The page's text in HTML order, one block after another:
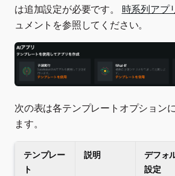
は追加設定が必要です。 時系列アプ
ュメントを参照してください。
次の表は各テンプレートオプション
ます。
テンプレー
ト
説明
デフォ
設定